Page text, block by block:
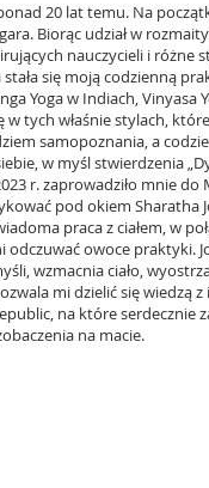
20 lat temu. Na
Biorąc udział w
nauczycieli i różne
się moją codzienną
Yoga w Indiach, Vinyasa
w tych właśnie stylach,
samopoznania, a
w myśl stwierdzenia
r. zaprowadziło mnie do
pod okiem Sharatha
praca z ciałem, w
odczuwać owoce praktyki.
wzmacnia ciało,
mi dzielić się wiedzą z
na które serdecznie
na macie.